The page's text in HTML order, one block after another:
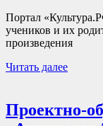
Портал
учеников и их
произведения
Читать далее
Проектно-